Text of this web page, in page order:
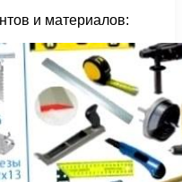
и материалов: